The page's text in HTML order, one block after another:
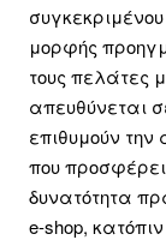
μορφής
τους πελάτες
απευθύνεται
επιθυμούν
που
δυνατότητα
e-shop,